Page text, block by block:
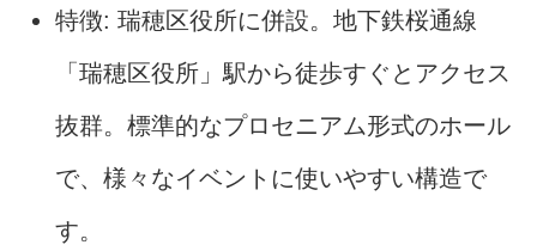
特徴: 瑞穂区役所に併設。地下鉄桜通線
「瑞穂区役所」駅から徒歩すぐとアクセス
抜群。標準的なプロセニアム形式のホール
で、様々なイベントに使いやすい構造で
す。